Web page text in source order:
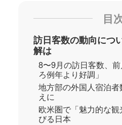
目
訪日客数の動向につ
解は
8〜9月の訪日客数、
ろ例年より好調」
地方部の外国人宿泊
えに
欧米圏で「魅力的な
びる日本